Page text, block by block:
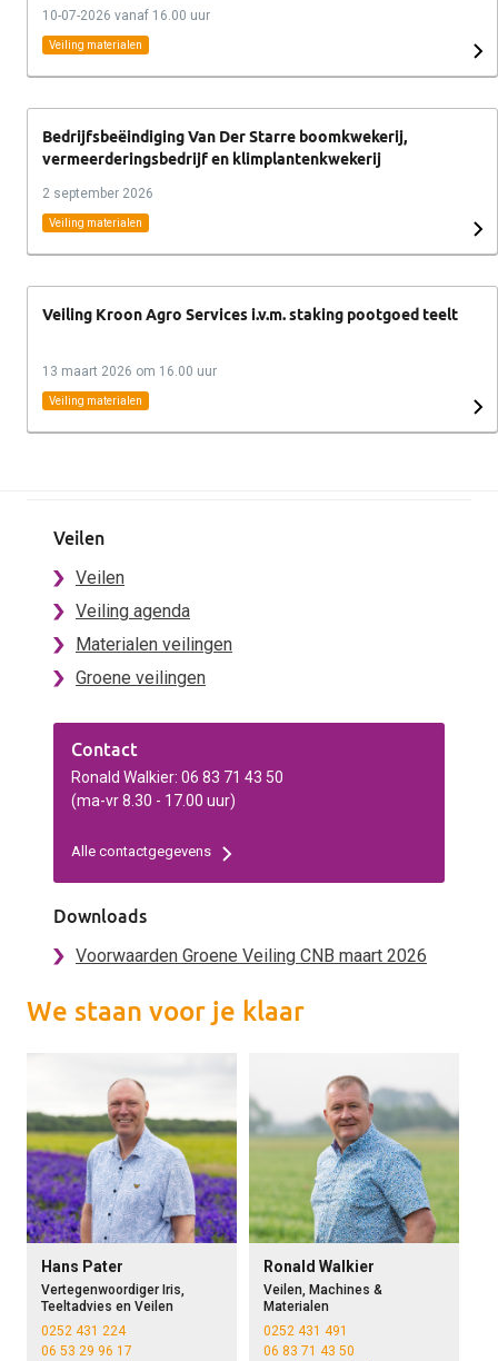
10-07-2026 vanaf 16.00 uur
Veiling materialen
Bedrijfsbeëindiging Van Der Starre boomkwekerij,
vermeerderingsbedrijf en klimplantenkwekerij
2 september 2026
Veiling materialen
Veiling Kroon Agro Services i.v.m. staking pootgoed teelt
13 maart 2026 om 16.00 uur
Veiling materialen
Veilen
Veilen
Veiling agenda
Materialen veilingen
Groene veilingen
Contact
Ronald Walkier: 06 83 71 43 50
(ma-vr 8.30 - 17.00 uur)
Alle contactgegevens
Downloads
Voorwaarden Groene Veiling CNB maart 2026
We staan voor je klaar
Hans Pater
Vertegenwoordiger Iris,
Teeltadvies en Veilen
0252 431 224
06 53 29 96 17
Ronald Walkier
Veilen, Machines &
Materialen
0252 431 491
06 83 71 43 50